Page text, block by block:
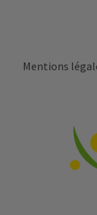
Mentions